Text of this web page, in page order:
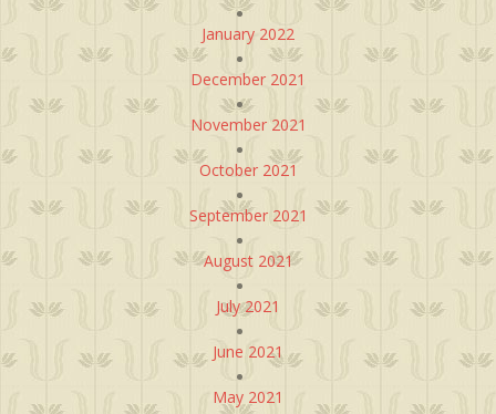
January 2022
December 2021
November 2021
October 2021
September 2021
August 2021
July 2021
June 2021
May 2021